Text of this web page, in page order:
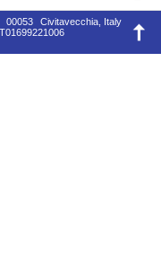
00053
Civitavecchia, Italy